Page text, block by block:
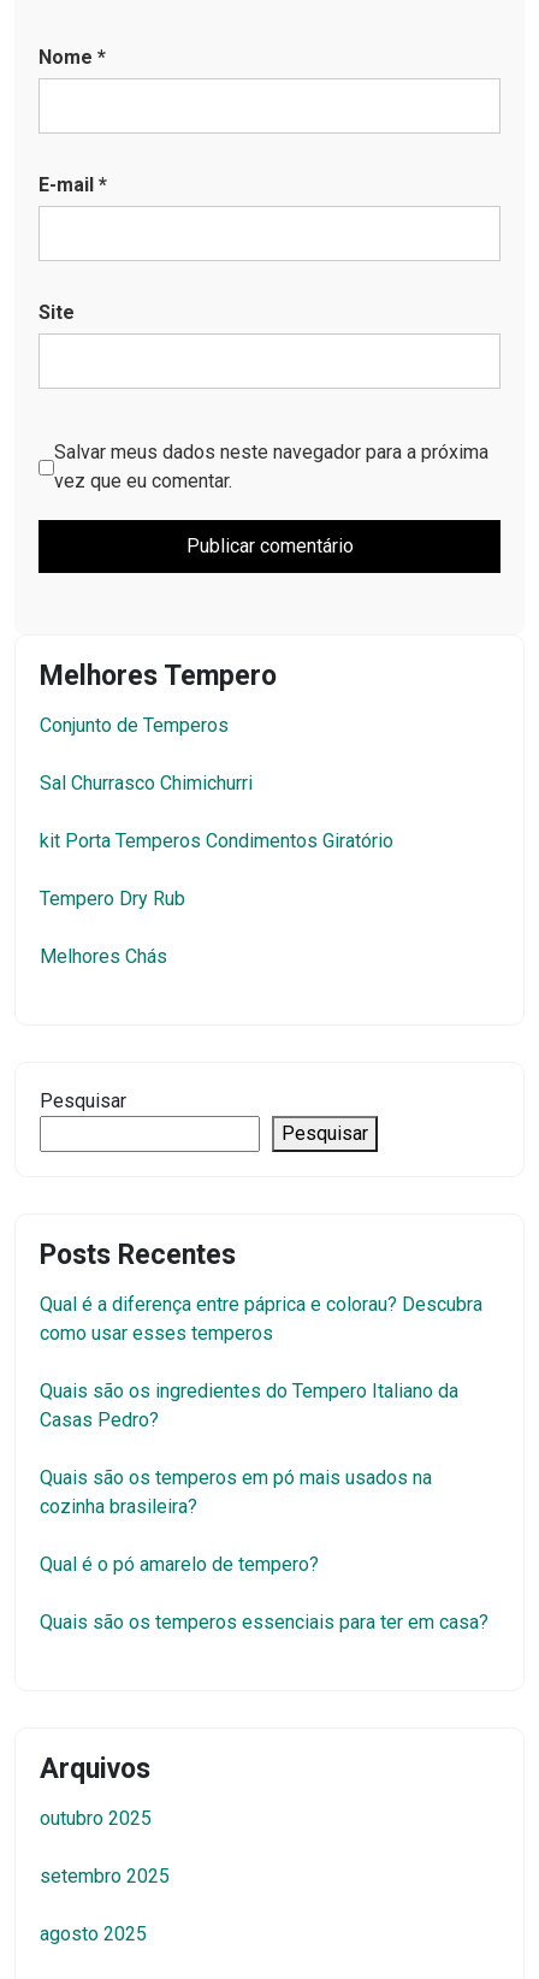
Nome *
E-mail *
Site
Salvar meus dados neste navegador para a próxima
vez que eu comentar.
Melhores Tempero
Conjunto de Temperos
Sal Churrasco Chimichurri
kit Porta Temperos Condimentos Giratório
Tempero Dry Rub
Melhores Chás
Pesquisar
Pesquisar
Posts Recentes
Qual é a diferença entre páprica e colorau? Descubra
como usar esses temperos
Quais são os ingredientes do Tempero Italiano da
Casas Pedro?
Quais são os temperos em pó mais usados na
cozinha brasileira?
Qual é o pó amarelo de tempero?
Quais são os temperos essenciais para ter em casa?
Arquivos
outubro 2025
setembro 2025
agosto 2025